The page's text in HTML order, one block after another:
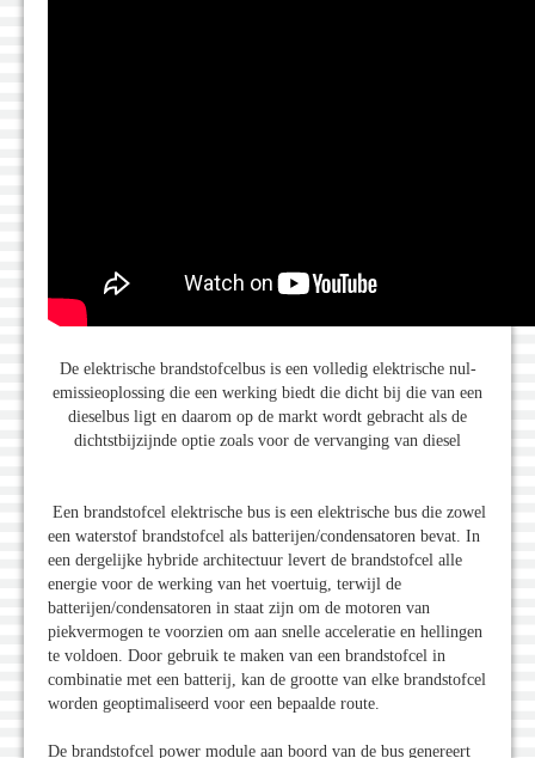
De elektrische brandstofcelbus is een volledig elektrische nul-
emissieoplossing die een werking biedt die dicht bij die van een
dieselbus ligt en daarom op de markt wordt gebracht als de
dichtstbijzijnde optie zoals voor de vervanging van diesel
Een brandstofcel elektrische bus is een elektrische bus die zowel
een waterstof brandstofcel als batterijen/condensatoren bevat. In
een dergelijke hybride architectuur levert de brandstofcel alle
energie voor de werking van het voertuig, terwijl de
batterijen/condensatoren in staat zijn om de motoren van
piekvermogen te voorzien om aan snelle acceleratie en hellingen
te voldoen. Door gebruik te maken van een brandstofcel in
combinatie met een batterij, kan de grootte van elke brandstofcel
worden geoptimaliseerd voor een bepaalde route.
De brandstofcel power module aan boord van de bus genereert